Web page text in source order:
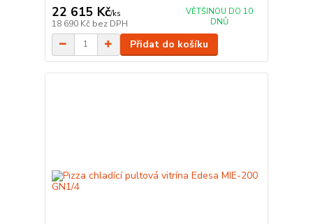
22 615 Kč/ks
18 690 Kč bez DPH
VĚTŠINOU DO 10
DNŮ
Přidat do košíku